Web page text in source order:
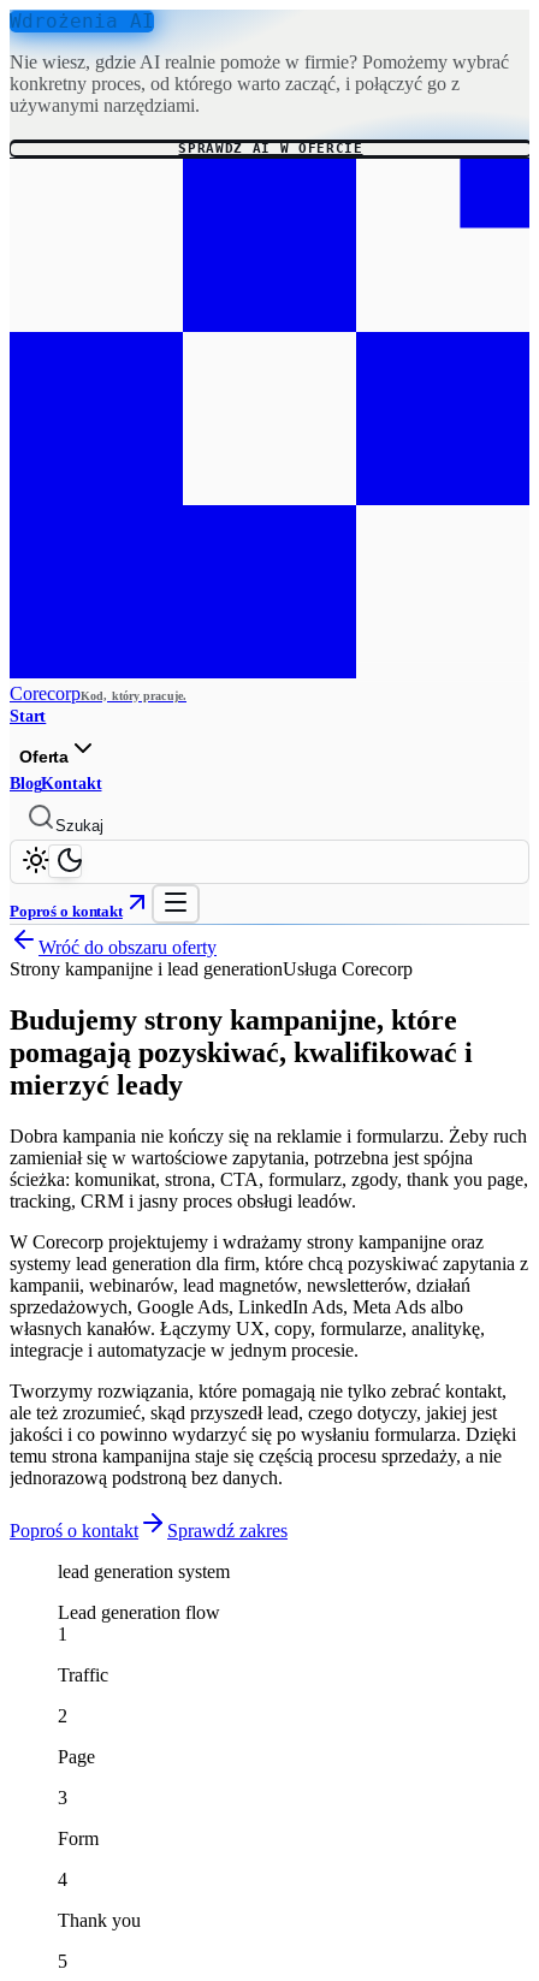
Wdrożenia AI
Nie wiesz, gdzie AI realnie pomoże w firmie? Pomożemy wybrać
konkretny proces, od którego warto zacząć, i połączyć go z
używanymi narzędziami.
SPRAWDŹ AI W OFERCIE
CorecorpKod, który pracuje.
Start
Oferta
BlogKontakt
Szukaj
Poproś o kontakt
Wróć do obszaru oferty
Strony kampanijne i lead generationUsługa Corecorp
Budujemy strony kampanijne, które
pomagają pozyskiwać, kwalifikować i
mierzyć leady
Dobra kampania nie kończy się na reklamie i formularzu. Żeby ruch
zamieniał się w wartościowe zapytania, potrzebna jest spójna
ścieżka: komunikat, strona, CTA, formularz, zgody, thank you page,
tracking, CRM i jasny proces obsługi leadów.
W Corecorp projektujemy i wdrażamy strony kampanijne oraz
systemy lead generation dla firm, które chcą pozyskiwać zapytania z
kampanii, webinarów, lead magnetów, newsletterów, działań
sprzedażowych, Google Ads, LinkedIn Ads, Meta Ads albo
własnych kanałów. Łączymy UX, copy, formularze, analitykę,
integracje i automatyzacje w jednym procesie.
Tworzymy rozwiązania, które pomagają nie tylko zebrać kontakt,
ale też zrozumieć, skąd przyszedł lead, czego dotyczy, jakiej jest
jakości i co powinno wydarzyć się po wysłaniu formularza. Dzięki
temu strona kampanijna staje się częścią procesu sprzedaży, a nie
jednorazową podstroną bez danych.
Poproś o kontakt
Sprawdź zakres
lead generation system
Lead generation flow
1
Traffic
2
Page
3
Form
4
Thank you
5